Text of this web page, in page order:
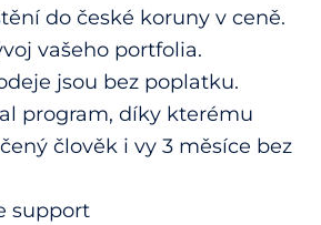
do české koruny v ceně.
vašeho portfolia.
jsou bez poplatku.
program, díky kterému
člověk i vy 3 měsíce bez
support